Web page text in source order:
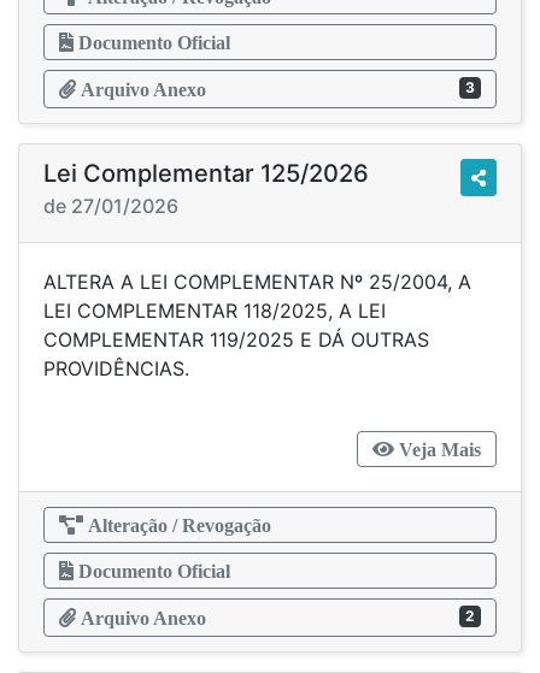
Documento Oficial
Arquivo Anexo 3
Lei Complementar 125/2026
de 27/01/2026
ALTERA A LEI COMPLEMENTAR Nº 25/2004, A
LEI COMPLEMENTAR 118/2025, A LEI
COMPLEMENTAR 119/2025 E DÁ OUTRAS
PROVIDÊNCIAS.
Veja Mais
Alteração / Revogação
Documento Oficial
Arquivo Anexo 2